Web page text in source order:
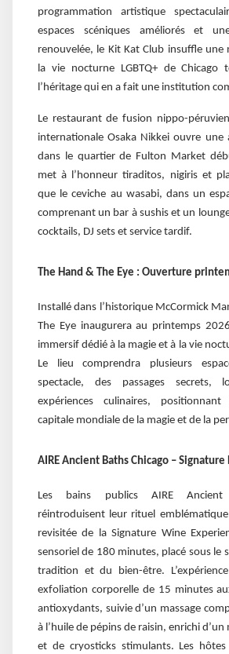
programmation artistique
espaces scéniques améliorés et
renouvelée, le Kit Kat Club insuffle une
la vie nocturne LGBTQ+ de
l’héritage qui en a fait une institution
Le restaurant de fusion nippo-
internationale Osaka Nikkei ouvre une
dans le quartier de Fulton Market
met à l’honneur tiraditos, nigiris et
que le ceviche au wasabi, dans un
comprenant un bar à sushis et un
cocktails, DJ sets et service tardif.
The Hand & The Eye : Ouverture
Installé dans l’historique McCormick
The Eye inaugurera au printemps
immersif dédié à la magie et à la vie
Le lieu comprendra plusieurs
spectacle, des passages secrets,
expériences culinaires, positionnant
capitale mondiale de la magie et de la
AIRE Ancient Baths Chicago –
Les bains publics AIRE Ancient
réintroduisent leur rituel
revisitée de la Signature Wine
sensoriel de 180 minutes, placé sous le
tradition et du bien-être.
exfoliation corporelle de 15 minutes
antioxydants, suivie d’un massage
à l’huile de pépins de raisin, enrichi d’un
et de cryosticks stimulants. Les